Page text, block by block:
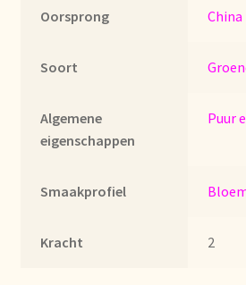
Impressum
Lagerangelegenheiten
Lebensmittelsicherheit
Lista de precios actualizada.
Oorsprong China
Soort
Algemene
eigenschappen
Puur
Smaakprofiel
Kracht 2